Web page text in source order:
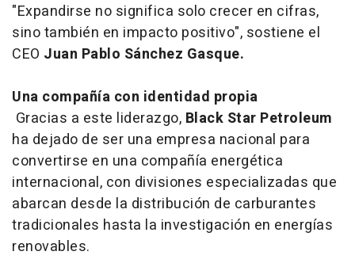
"Expandirse no significa solo crecer en cifras,
sino también en impacto positivo", sostiene el
CEO Juan Pablo Sánchez Gasque.
Una compañía con identidad propia
Gracias a este liderazgo, Black Star Petroleum
ha dejado de ser una empresa nacional para
convertirse en una compañía energética
internacional, con divisiones especializadas que
abarcan desde la distribución de carburantes
tradicionales hasta la investigación en energías
renovables.